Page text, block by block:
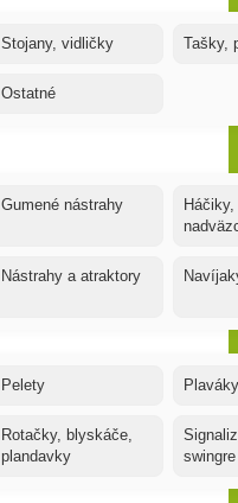
Stojany, vidličky Tašky,
Ostatné
Gumené nástrahy
Nástrahy a atraktory
Pelety
Rotačky, blyskáče,
plandavky
swingre